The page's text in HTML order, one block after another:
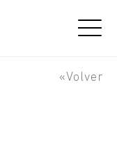
-
«Volver